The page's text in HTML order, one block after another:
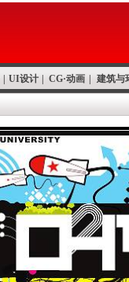
UI设计 CG·动画 建筑与